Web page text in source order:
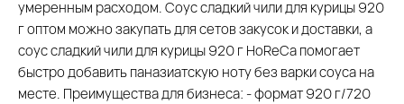
умеренным расходом. Соус сладкий чили для курицы 920
г оптом можно закупать для сетов закусок и доставки, а
соус сладкий чили для курицы 920 г HoReCa помогает
быстро добавить паназиатскую ноту без варки соуса на
месте. Преимущества для бизнеса: - формат 920 г/720